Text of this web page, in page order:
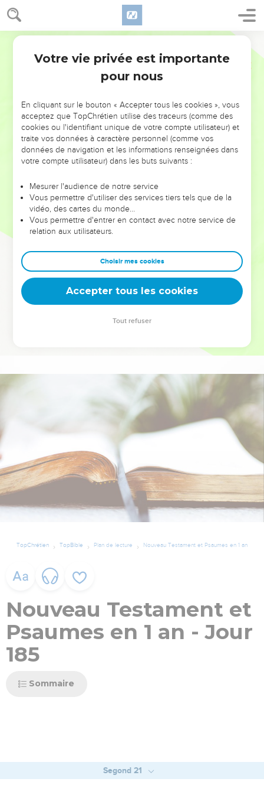
NE MANQUEZ PAS L’ÉVÉNEMENT
DE L’ANNÉE !
ET SI LEURS ERREURS POUVAIENT VOUS ÉVITER LES
VOTRES ?
leur foi ou leur vision. Mais on voit moins les doutes, les erreurs
et les saisons difficiles qu'ils ont traversés, alors même que ce
sont elles qui les ont façonnés.
Dans cette conférence, leaders, entrepreneurs, et responsables
clés pour avancer avec plus de sagesse afin que leurs erreurs
deviennent vos tremplins. Que vous guidiez un ministère, une
équipe, un groupe ou une famille, leur expérience est faite
TopChrétien TopBible Plan de lecture Nouveau Testament et Psaumes en 1 an
Nouveau Testament et
Psaumes en 1 an - Jour
185
Sommaire
Segond 21
Votre vie privée est importante
pour nous
En cliquant sur le bouton « Accepter tous les cookies », vous
acceptez que TopChrétien utilise des traceurs (comme des
cookies ou l'identifiant unique de votre compte utilisateur) et
traite vos données à caractère personnel (comme vos
données de navigation et les informations renseignées dans
votre compte utilisateur) dans les buts suivants :
Mesurer l'audience de notre service
Vous permettre d'utiliser des services tiers tels que de la
vidéo, des cartes du monde…
Vous permettre d'entrer en contact avec notre service de
relation aux utilisateurs.
Choisir mes cookies
Accepter tous les cookies
Tout refuser